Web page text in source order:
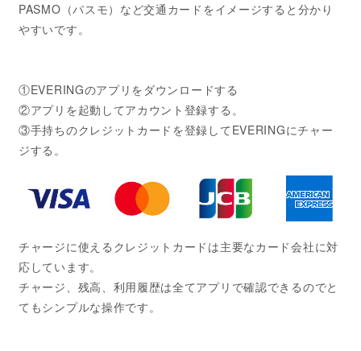
PASMO（パスモ）など交通カードをイメージすると分かり
やすいです。
①EVERINGのアプリをダウンロードする
②アプリを起動してアカウント登録する。
③手持ちのクレジットカードを登録してEVERINGにチャー
ジする。
チャージに使えるクレジットカードは主要なカード会社に対
応しています。
チャージ、残高、利用履歴は全てアプリで確認できるのでと
てもシンプルな操作です。